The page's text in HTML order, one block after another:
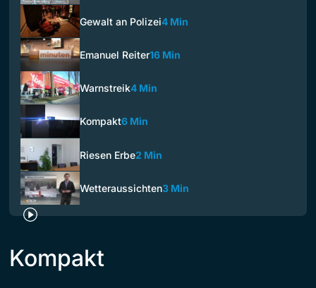
Gewalt an Polizei4 Min
Emanuel Reiter16 Min
Warnstreik4 Min
Kompakt6 Min
Riesen Erbe2 Min
Wetteraussichten3 Min
Kompakt